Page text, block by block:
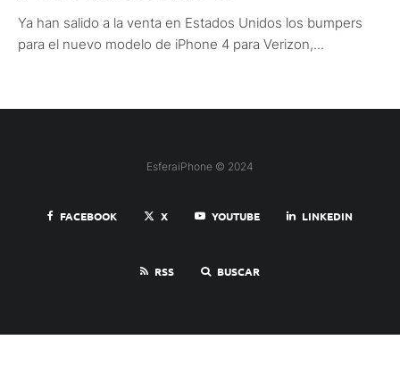
Ya han salido a la venta en Estados Unidos los bumpers
para el nuevo modelo de iPhone 4 para Verizon,...
EsferaiPhone © 2024
FACEBOOK X YOUTUBE LINKEDIN
RSS BUSCAR